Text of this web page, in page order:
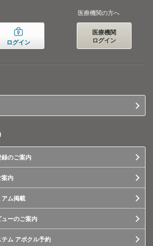
ログイン
医療機関の方へ
医療機関
ログイン
のご案内
案内
アム掲載
ューのご案内
ム アポクル予約